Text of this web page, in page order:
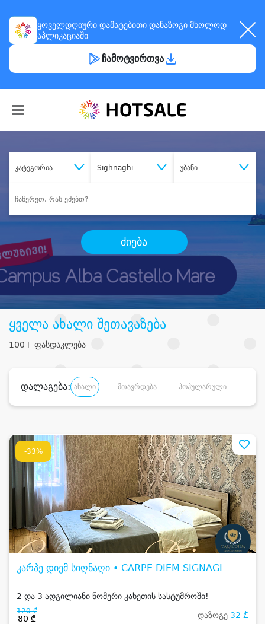
ყოველდღიური დამატებითი დანაზოგი მხოლოდ
აპლიკაციაში
ჩამოტვირთვა
კატეგორია Sighnaghi უბანი
ძიება
ყველა ახალი შეთავაზება
100+ ფასდაკლება
დალაგება: ახალი მთავრდება პოპულარული
-33%
კარპე დიემ სიღნაღი • CARPE DIEM SIGNAGI
2 და 3 ადგილიანი ნომერი კახეთის სასტუმროში!
120 ₾
80 ₾ დაზოგე 32 ₾